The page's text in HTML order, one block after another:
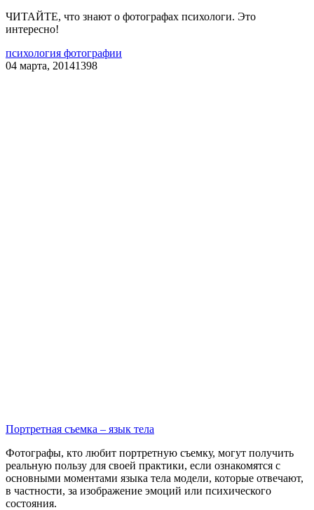
ЧИТАЙТЕ, что знают о фотографах психологи. Это
интересно!
психология фотографии
04 марта, 20141398
Портретная съемка – язык тела
Фотографы, кто любит портретную съемку, могут получить
реальную пользу для своей практики, если ознакомятся с
основными моментами языка тела модели, которые отвечают,
в частности, за изображение эмоций или психического
состояния.